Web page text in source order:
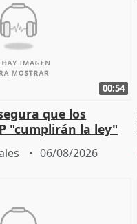
00:54
que los
"cumplirán la ley"
migrantes
06/08/2026